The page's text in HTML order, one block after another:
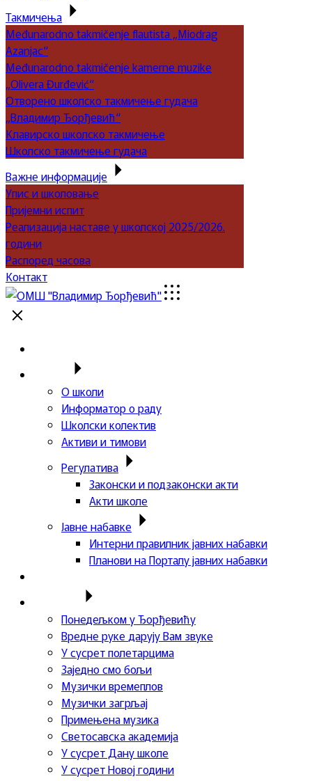
Такмичења
Međunarodno takmičenje flautista „Miodrag
Azanjac“
Međunarodno takmičenje kamerne muzike
„Olivera Đurđević“
Отворено школско такмичење гудача
„Владимир Ђорђевић“
Клавирско школско такмичење
Школско такмичење гудача
Важне информације
Упис и школовање
Пријемни испит
Реализација наставе у школској 2025/2026.
години
Распоред часова
Контакт
О школи
Информатор о раду
Школски колектив
Активи и тимови
Регулатива
Законски и подзаконски акти
Акти школе
Јавне набавке
Интерни правилник јавних набавки
Планови на Порталу јавних набавки
Понедељком у Ђорђевићу
Вредне руке дарују Вам звуке
У сусрет полетарцима
Заједно смо бољи
Музички времеплов
Музички загрљај
Примењена музика
Светосавска академија
У сусрет Дану школе
У сусрет Новој години